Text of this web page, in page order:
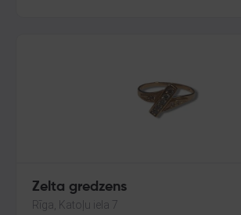
Zelta gredzens
Rīga, Katoļu iela 7